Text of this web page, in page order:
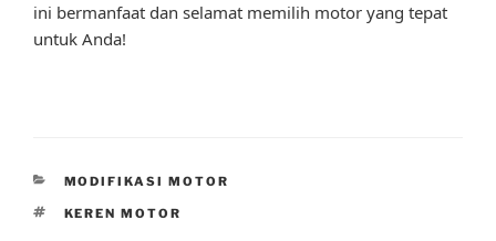
ini bermanfaat dan selamat memilih motor yang tepat
untuk Anda!
CATEGORIES
MODIFIKASI MOTOR
TAGS
KEREN MOTOR